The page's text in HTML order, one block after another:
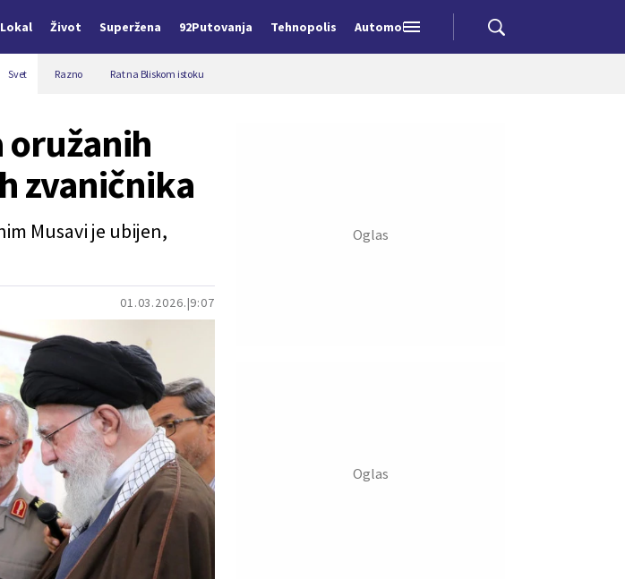
Lokal Život Superžena 92Putovanja Tehnopolis Automobili
Svet Razno Rat na Bliskom istoku
01.03.2026. 9:07
oružanih
zvaničnika
Musavi je ubijen,